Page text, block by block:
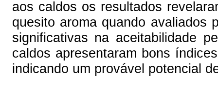
aos caldos os resultados
quesito aroma quando avaliados
significativas na aceitabilidade
caldos apresentaram bons
indicando um provável potencial